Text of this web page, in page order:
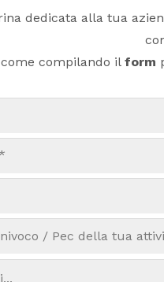
dedicata alla tua
compilando il form